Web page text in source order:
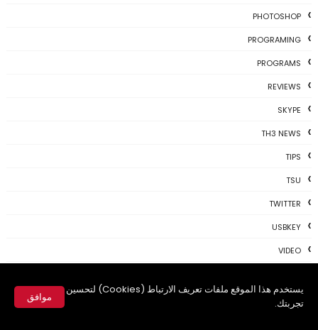
يستخدم هذا الموقع ملفات تعريف الارتباط (Cookies) لتحسين
تجربتك.
موافق
PHOTOSHOP
PROGRAMING
PROGRAMS
REVIEWS
SKYPE
TH3 NEWS
TIPS
TSU
TWITTER
USBKEY
VIDEO
WIFI